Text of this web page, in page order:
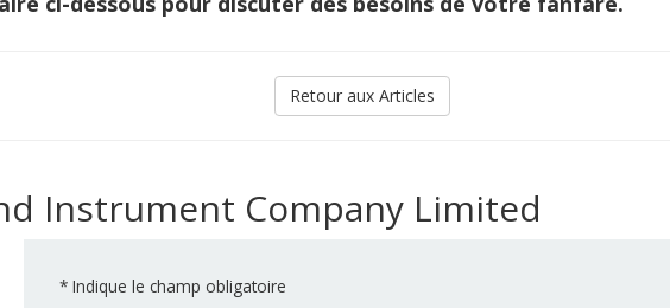
Retour aux Articles
Instrument Company Limited
* Indique le champ obligatoire